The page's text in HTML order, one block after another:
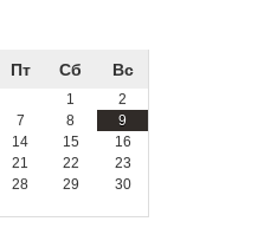
Пт Сб Вс
1
2
7 8
9
14 15
16
21 22
23
28 29
30